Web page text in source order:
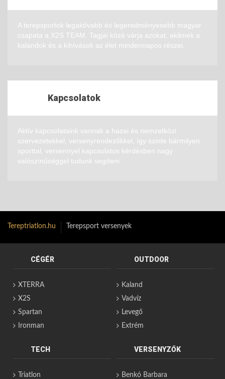
A terepsportok legaktívabb és legeredményesebb magyar
csapata a X2S TEAM. Tagjai közé várja azokat, akiknek a
kalandok és a kihívások az élet mindennapos részei.
Kapcsolatok
Aktív kapcsolataink vannak a hazai és nemzetközi
szervezetekkel, versenyrendezőkkel, így szinte bármilyen
sporttal, versennyel kapcsolatos kérdésben nagy
valószínűséggel tudunk segíteni.
Tereptriatlon.hu Terepsport versenyek
CÉGÉR
XTERRA
X2S
Spartan
Ironman
OUTDOOR
Kaland
Vadvíz
Levegő
Extrém
TECH
Triatlon
VERSENYZŐK
Benkó Barbara